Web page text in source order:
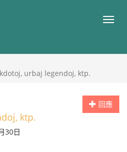
目
urbaj legendoj, ktp.
回應
ktp.
30日